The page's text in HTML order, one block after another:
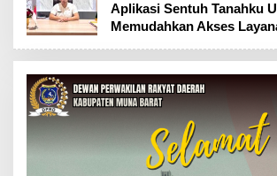
Aplikasi Sentuh Tanahku
Memudahkan Akses